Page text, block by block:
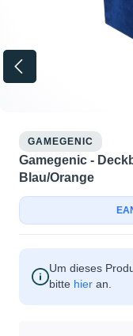
GAMEGENIC
Gamegenic -
Blau/Orange
Um dieses
bitte hier an.